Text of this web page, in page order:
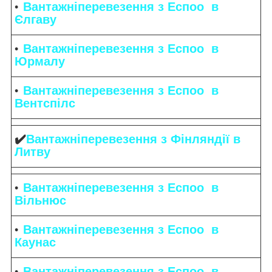
Вантажніперевезення з Еспоо в
Єлгаву
Вантажніперевезення з Еспоо в
Юрмалу
Вантажніперевезення з Еспоо в
Вентспілс
✔️Вантажніперевезення з Фінляндії в
Литву
Вантажніперевезення з Еспоо в
Вільнюс
Вантажніперевезення з Еспоо в
Каунас